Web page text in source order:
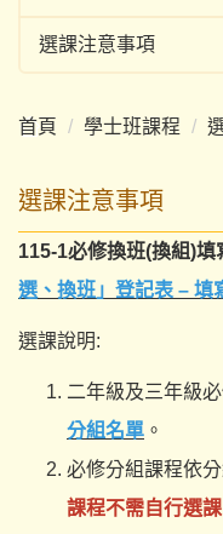
選課注意事項
首頁 學士班課程
選課注意事項
115-1必修換班(換組)填
選、換班」登記表 – 填
選課說明:
二年級及三年級
分組名單 。
必修分組課程依
課程不需自行選課